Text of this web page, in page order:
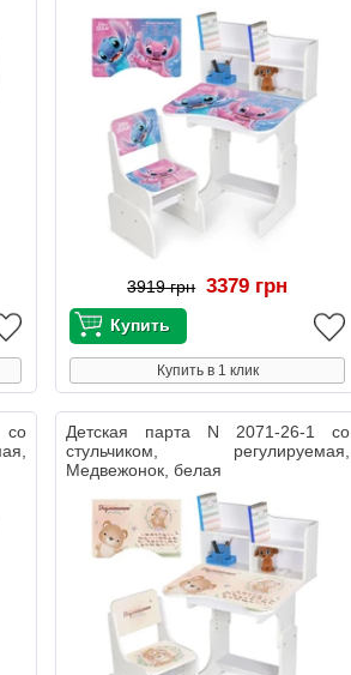
3919 грн 3379 грн
Купить в 1 клик
со
Детская парта N 2071-26-1 со
стульчиком, регулируемая,
Медвежонок, белая